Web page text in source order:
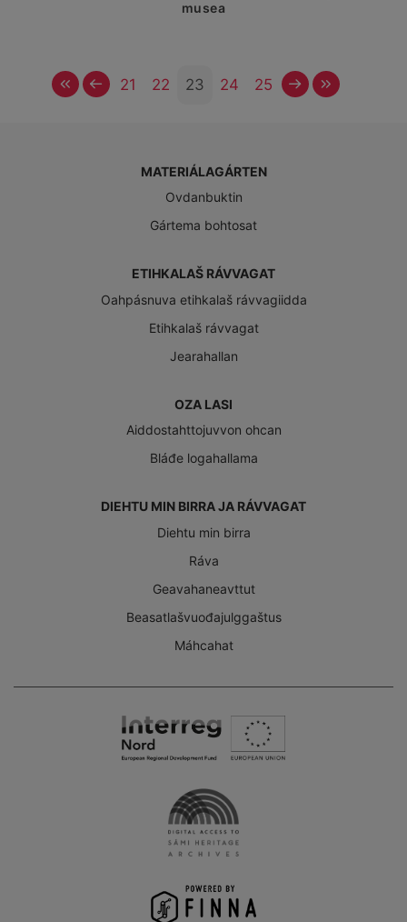
musea
VuosttašOvddit
21 22 23 24 25 Čuovvovaš
MATERIÁLAGÁRTEN
Ovdanbuktin
Gártema bohtosat
ETIHKALAŠ RÁVVAGAT
Oahpásnuva etihkalaš rávvagiidda
Etihkalaš rávvagat
Jearahallan
OZA LASI
Aiddostahttojuvvon ohcan
Bláđe logahallama
DIEHTU MIN BIRRA JA RÁVVAGAT
Diehtu min birra
Ráva
Geavahaneavttut
Beasatlašvuođajulggaštus
Máhcahat
the
Sámi
Archives